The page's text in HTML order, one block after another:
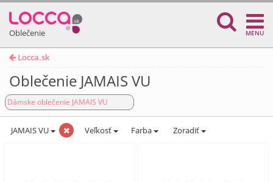
Oblečenie MENU
Locca.sk
Oblečenie JAMAIS VU
Dámske oblečenie JAMAIS VU
JAMAIS VU Veľkosť Farba Zoradiť